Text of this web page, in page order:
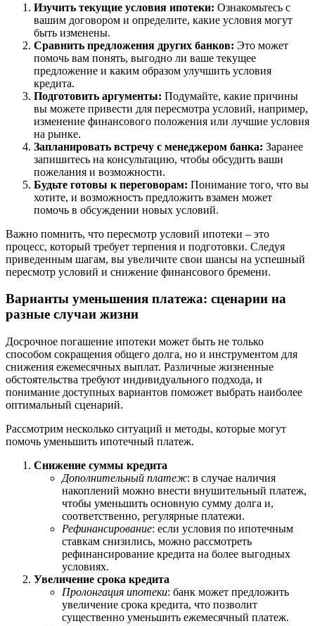
Изучить текущие условия ипотеки: Ознакомьтесь с
вашим договором и определите, какие условия могут
быть изменены.
Сравнить предложения других банков: Это может
помочь вам понять, выгодно ли ваше текущее
предложение и каким образом улучшить условия
кредита.
Подготовить аргументы: Подумайте, какие причины
вы можете привести для пересмотра условий, например,
изменение финансового положения или лучшие условия
на рынке.
Запланировать встречу с менеджером банка: Заранее
запишитесь на консультацию, чтобы обсудить ваши
пожелания и возможности.
Будьте готовы к переговорам: Понимание того, что вы
хотите, и возможность предложить взамен может
помочь в обсуждении новых условий.
Важно помнить, что пересмотр условий ипотеки – это
процесс, который требует терпения и подготовки. Следуя
приведенным шагам, вы увеличите свои шансы на успешный
пересмотр условий и снижение финансового бремени.
Варианты уменьшения платежа: сценарии на
разные случаи жизни
Досрочное погашение ипотеки может быть не только
способом сокращения общего долга, но и инструментом для
снижения ежемесячных выплат. Различные жизненные
обстоятельства требуют индивидуального подхода, и
понимание доступных вариантов поможет выбрать наиболее
оптимальный сценарий.
Рассмотрим несколько ситуаций и методы, которые могут
помочь уменьшить ипотечный платеж.
Снижение суммы кредита
Дополнительный платеж: в случае наличия
накоплений можно внести внушительный платеж,
чтобы уменьшить основную сумму долга и,
соответственно, регулярные платежи.
Рефинансирование: если условия по ипотечным
ставкам снизились, можно рассмотреть
рефинансирование кредита на более выгодных
условиях.
Увеличение срока кредита
Пролонгация ипотеки: банк может предложить
увеличение срока кредита, что позволит
существенно уменьшить ежемесячный платеж.